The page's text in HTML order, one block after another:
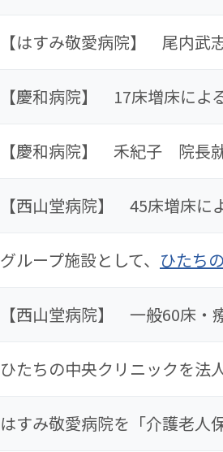
【はすみ敬愛病院】 尾内
【慶和病院】 17床増床によ
【慶和病院】 禾紀子 院長
【西山堂病院】 45床増床に
グループ施設として、 ひたち
【西山堂病院】 一般60床・
ひたちの中央クリニックを
はすみ敬愛病院を「介護老人